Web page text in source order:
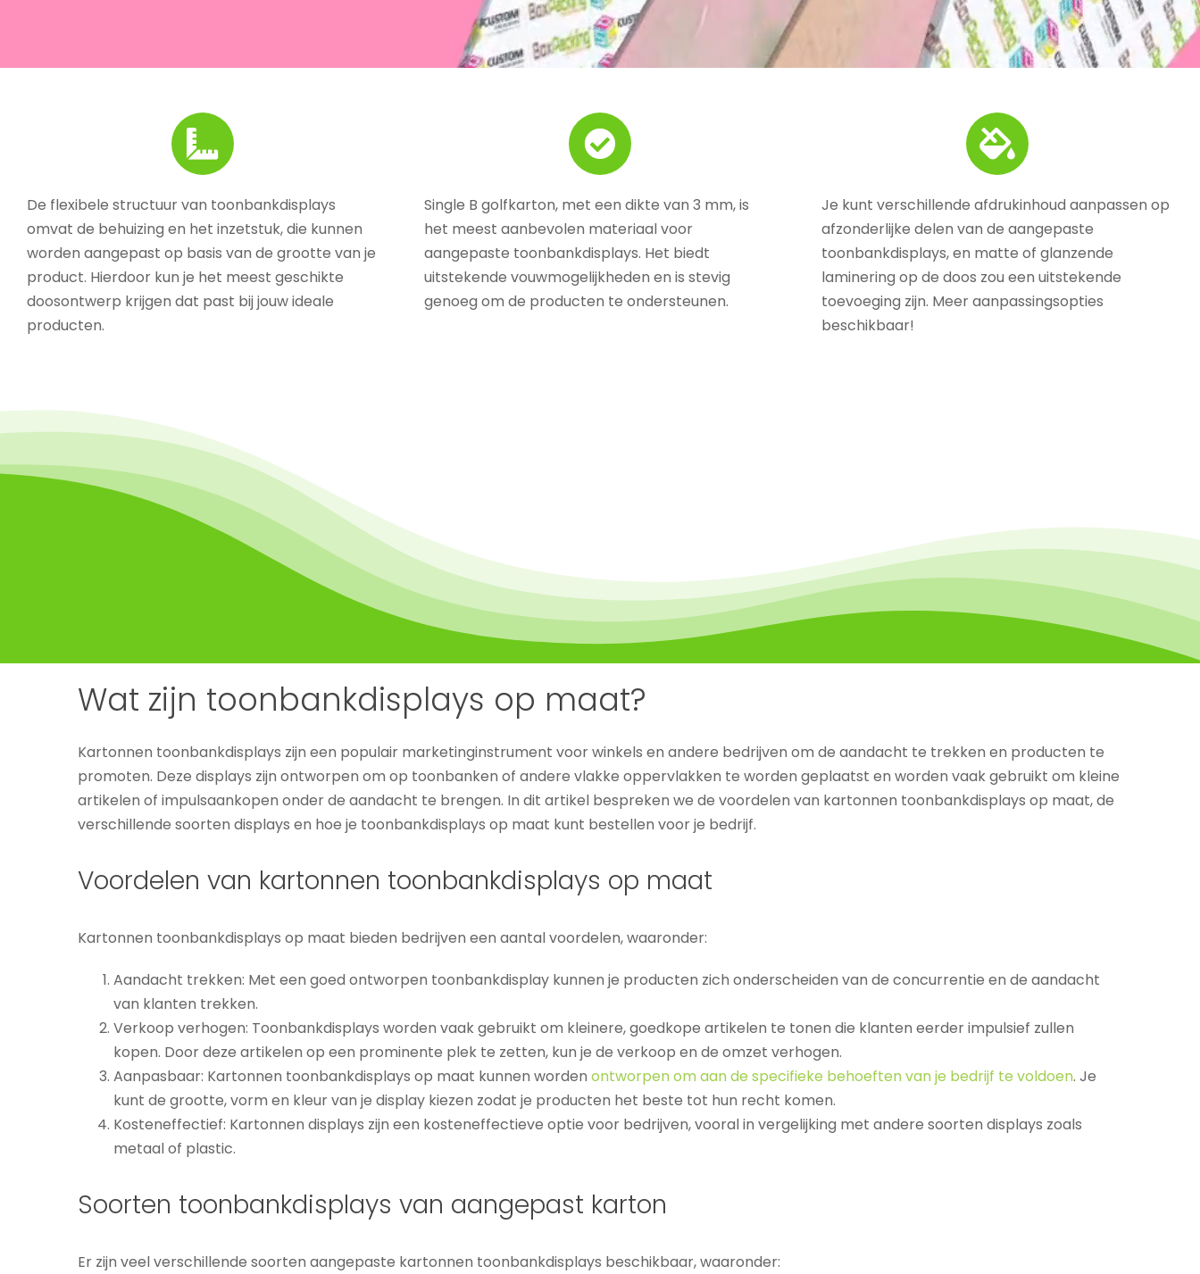
De flexibele structuur van toonbankdisplays
omvat de behuizing en het inzetstuk, die kunnen
worden aangepast op basis van de grootte van je
product. Hierdoor kun je het meest geschikte
doosontwerp krijgen dat past bij jouw ideale
producten.
Single B golfkarton, met een dikte van 3 mm, is
het meest aanbevolen materiaal voor
aangepaste toonbankdisplays. Het biedt
uitstekende vouwmogelijkheden en is stevig
genoeg om de producten te ondersteunen.
Je kunt verschillende afdrukinhoud aanpassen op
afzonderlijke delen van de aangepaste
toonbankdisplays, en matte of glanzende
laminering op de doos zou een uitstekende
toevoeging zijn. Meer aanpassingsopties
beschikbaar!
Wat zijn toonbankdisplays op maat?
Kartonnen toonbankdisplays zijn een populair marketinginstrument voor winkels en andere bedrijven om de aandacht te trekken en producten te
promoten. Deze displays zijn ontworpen om op toonbanken of andere vlakke oppervlakken te worden geplaatst en worden vaak gebruikt om kleine
artikelen of impulsaankopen onder de aandacht te brengen. In dit artikel bespreken we de voordelen van kartonnen toonbankdisplays op maat, de
verschillende soorten displays en hoe je toonbankdisplays op maat kunt bestellen voor je bedrijf.
Voordelen van kartonnen toonbankdisplays op maat
Kartonnen toonbankdisplays op maat bieden bedrijven een aantal voordelen, waaronder:
Aandacht trekken: Met een goed ontworpen toonbankdisplay kunnen je producten zich onderscheiden van de concurrentie en de aandacht
van klanten trekken.
Verkoop verhogen: Toonbankdisplays worden vaak gebruikt om kleinere, goedkope artikelen te tonen die klanten eerder impulsief zullen
kopen. Door deze artikelen op een prominente plek te zetten, kun je de verkoop en de omzet verhogen.
Aanpasbaar: Kartonnen toonbankdisplays op maat kunnen worden ontworpen om aan de specifieke behoeften van je bedrijf te voldoen. Je
kunt de grootte, vorm en kleur van je display kiezen zodat je producten het beste tot hun recht komen.
Kosteneffectief: Kartonnen displays zijn een kosteneffectieve optie voor bedrijven, vooral in vergelijking met andere soorten displays zoals
metaal of plastic.
Soorten toonbankdisplays van aangepast karton
Er zijn veel verschillende soorten aangepaste kartonnen toonbankdisplays beschikbaar, waaronder: